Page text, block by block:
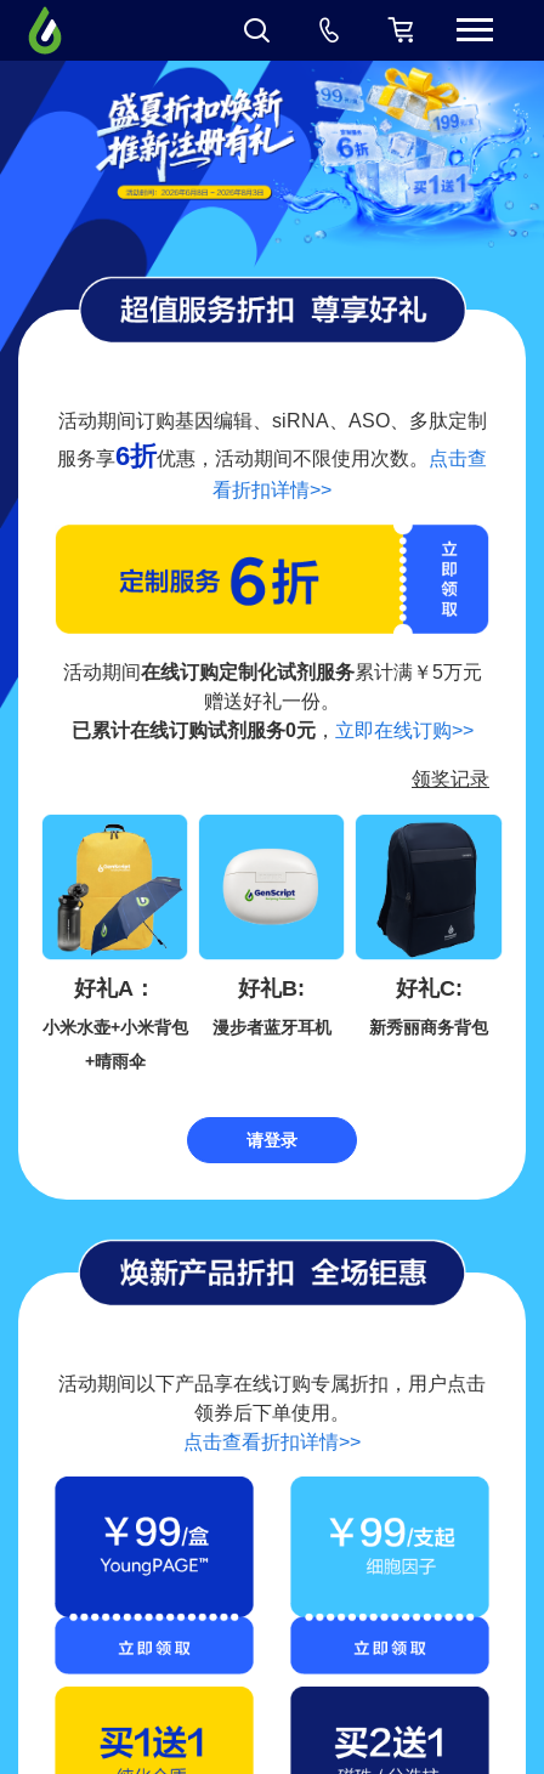
活动期间订购基因编辑、siRNA、ASO、多肽定制
服务享6折优惠，活动期间不限使用次数。
点击查
看折扣详情>>
活动期间在线订购定制化试剂服务累计满￥5万元
赠送好礼一份。
已累计在线订购试剂服务0元， 立即在线订购>>
领奖记录
好礼A：
小米水壶+小米背包
+晴雨伞
好礼B:
漫步者蓝牙耳机
好礼C:
新秀丽商务背包
请登录
活动期间以下产品享在线订购专属折扣，用户点击
领券后下单使用。
点击查看折扣详情>>